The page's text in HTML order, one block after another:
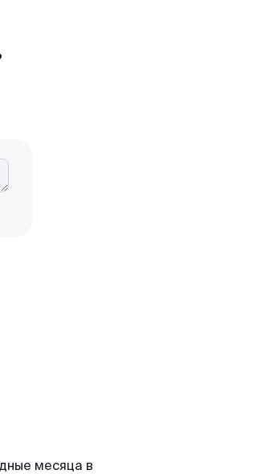
месяца в